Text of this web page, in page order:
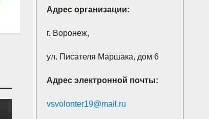
Адрес организации:
г. Воронеж,
ул. Писателя Маршака, дом 6
Адрес электронной почты:
vsvolonter19@mail.ru